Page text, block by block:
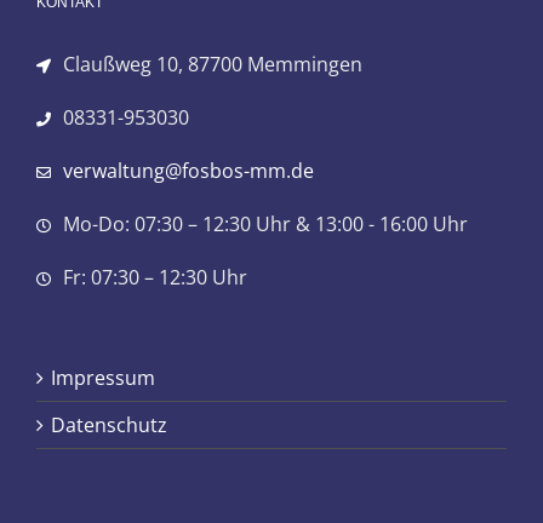
Claußweg 10, 87700 Memmingen
08331-953030
verwaltung@fosbos-mm.de
Mo-Do: 07:30 – 12:30 Uhr & 13:00 - 16:00 Uhr
Fr: 07:30 – 12:30 Uhr
Impressum
Datenschutz